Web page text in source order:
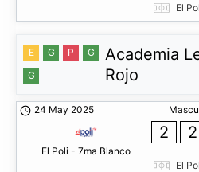
El
Academia
Rojo
E G P
G
G
24 May 2025
El Poli - 7ma Blanco
2 2
El